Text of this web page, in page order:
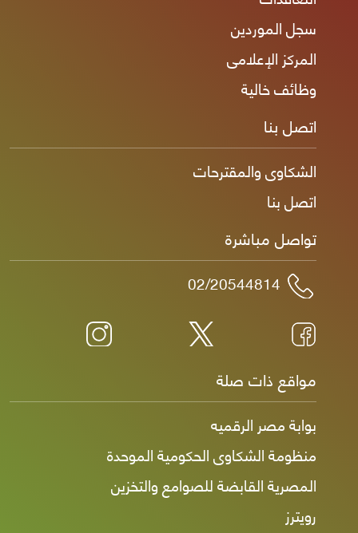
سجل الموردين
المركز الإعلامى
وظائف خالية
اتصل بنا
الشكاوى والمقترحات
اتصل بنا
تواصل مباشرة
مواقع ذات صلة
بوابة مصر الرقميه
منظومة الشكاوى الحكومية الموحدة
المصرية القابضة للصوامع والتخزين
رويترز